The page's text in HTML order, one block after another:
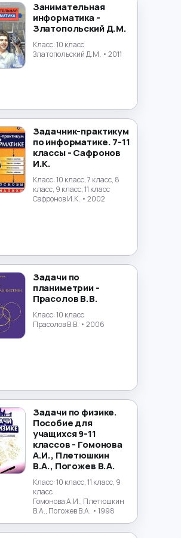
Занимательная
информатика -
Златопольский Д.М.
Класс:10 класс
Златопольский Д.М. • 2011
Задачник-практикум
по информатике. 7-11
классы - Сафронов
И.К.
Класс:10 класс, 7 класс, 8
класс, 9 класс, 11 класс
Сафронов И.К. • 2002
Задачи по
планиметрии -
Прасолов В.В.
Класс:10 класс
Прасолов В.В. • 2006
Задачи по физике.
Пособие для
учащихся 9-11
классов - Гомонова
А.И., Плетюшкин
В.А., Погожев В.А.
Класс:10 класс, 11 класс, 9
класс
Гомонова А.И., Плетюшкин
В.А., Погожев В.А. • 1998